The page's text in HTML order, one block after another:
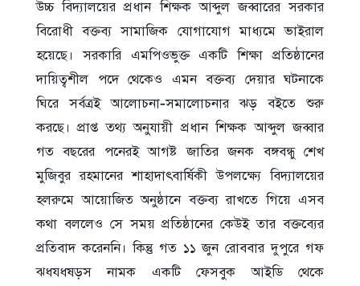
উচ্চ বিদ্যালয়ের প্রধান শিক্ষক আব্দুল জব্বারের সরকার
বিরোধী বক্তব্য সামাজিক যোগাযোগ মাধ্যমে ভাইরাল
হয়েছে। সরকারি এমপিওভুক্ত একটি শিক্ষা প্রতিষ্ঠানের
দায়িত্বশীল পদে থেকেও এমন বক্তব্য দেয়ার ঘটনাকে
ঘিরে সর্বত্রই আলোচনা-সমালোচনার ঝড় বইতে শুরু
করছে। প্রাপ্ত তথ্য অনুযায়ী প্রধান শিক্ষক আব্দুল জব্বার
গত বছরের পনেরই আগষ্ট জাতির জনক বঙ্গবন্ধু শেখ
মুজিবুর রহমানের শাহাদাৎবার্ষিকী উপলক্ষ্যে বিদ্যালয়ের
হলরুমে আয়োজিত অনুষ্ঠানে বক্তব্য রাখতে গিয়ে এসব
কথা বললেও সে সময় প্রতিষ্ঠানের কেউই তার বক্তব্যের
প্রতিবাদ করেননি। কিন্তু গত ১১ জুন রোববার দুপুরে গফ
ঝধযধষড়স নামক একটি ফেসবুক আইডি থেকে